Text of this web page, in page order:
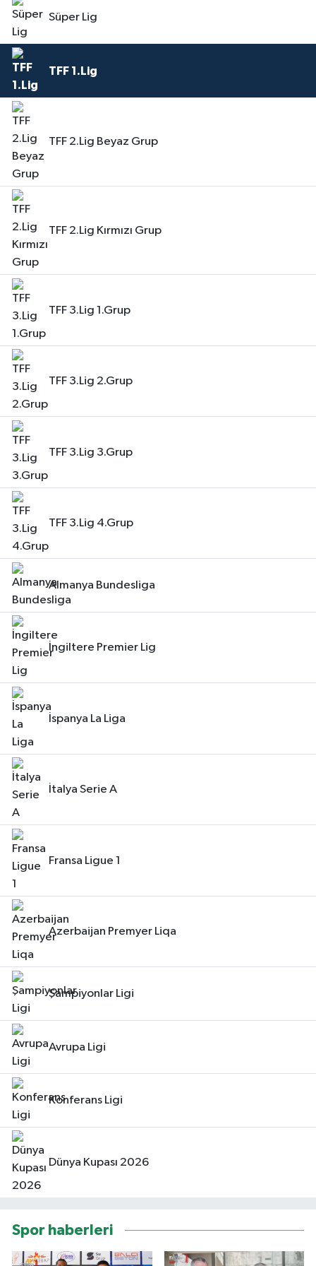
Süper Lig
TFF 1.Lig
TFF 2.Lig Beyaz Grup
TFF 2.Lig Kırmızı Grup
TFF 3.Lig 1.Grup
TFF 3.Lig 2.Grup
TFF 3.Lig 3.Grup
TFF 3.Lig 4.Grup
Almanya Bundesliga
İngiltere Premier Lig
İspanya La Liga
İtalya Serie A
Fransa Ligue 1
Azerbaijan Premyer Liqa
Şampiyonlar Ligi
Avrupa Ligi
Konferans Ligi
Dünya Kupası 2026
Spor haberleri
Turizm